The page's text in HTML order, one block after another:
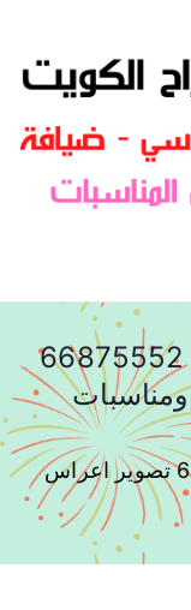
و مناسبات و زواج و
تصوير فوتوغرافي الكويت 66875552
تصوير فوتوغرافي الكويت 66875552 تصوير اعراس